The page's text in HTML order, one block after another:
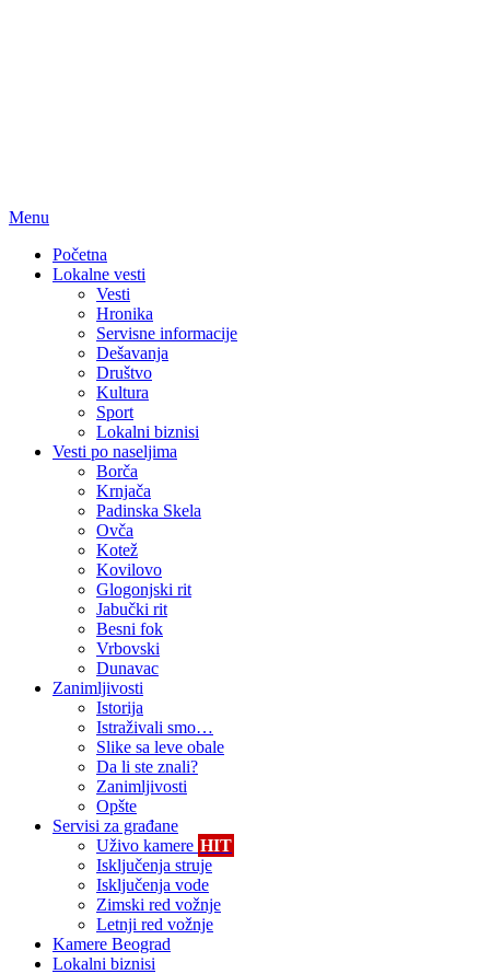
Menu
Početna
Lokalne vesti
Vesti
Hronika
Servisne informacije
Dešavanja
Društvo
Kultura
Sport
Lokalni biznisi
Vesti po naseljima
Borča
Krnjača
Padinska Skela
Ovča
Kotež
Kovilovo
Glogonjski rit
Jabučki rit
Besni fok
Vrbovski
Dunavac
Zanimljivosti
Istorija
Istraživali smo…
Slike sa leve obale
Da li ste znali?
Zanimljivosti
Opšte
Servisi za građane
Uživo kamere HIT
Isključenja struje
Isključenja vode
Zimski red vožnje
Letnji red vožnje
Kamere Beograd
Lokalni biznisi